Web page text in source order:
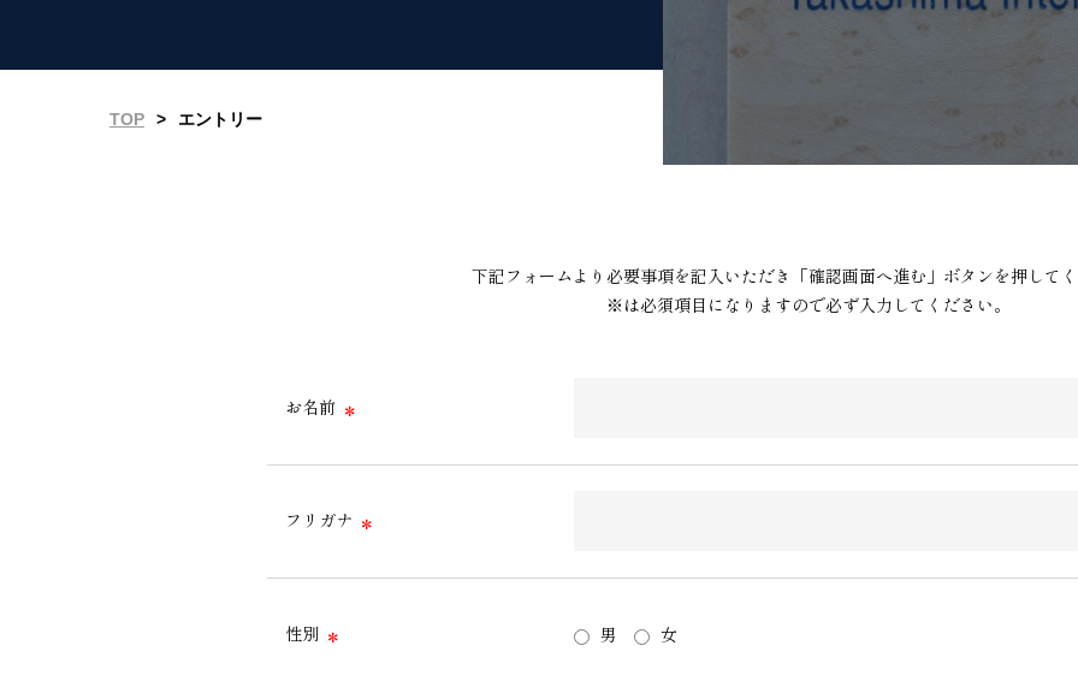
TOP > エントリー
下記フォームより必要事項を記入いただき「確認画面へ進む」ボタンを押して
※は必須項目になりますので必ず入力してください。
お名前 ＊
フリガナ ＊
性別 ＊ 男 女